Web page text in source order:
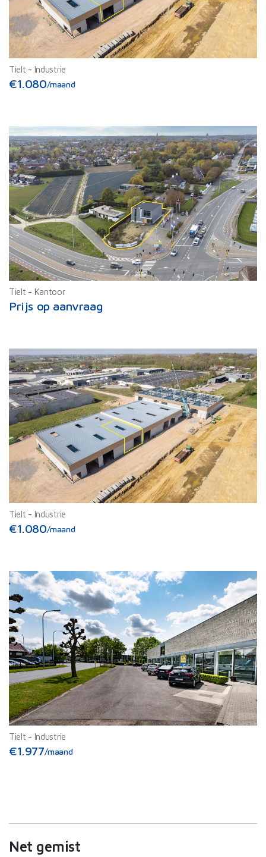
Tielt - Industrie
€1.080/maand
Tielt - Kantoor
Prijs op aanvraag
Tielt - Industrie
€1.080/maand
Tielt - Industrie
€1.977/maand
Net gemist